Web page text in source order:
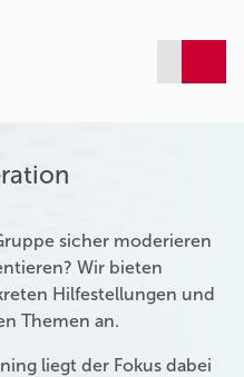
sicher moderieren
Wir bieten
Hilfestellungen und
Themen an.
liegt der Fokus dabei